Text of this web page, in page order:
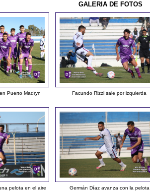
GALERIA DE FOTOS
Puerto Madryn Facundo Rizzi sale por izquierda
pelota en el aire Germán Díaz avanza con la pelota